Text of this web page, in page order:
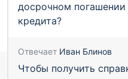
досрочном погашении
кредита?
Отвечает Иван Блинов
Чтобы получить